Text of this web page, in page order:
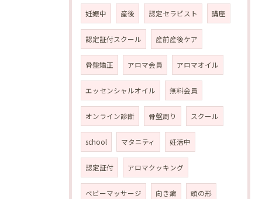
妊娠中 産後 認定セラピスト 講座
認定証付スクール 産前産後ケア
骨盤矯正 アロマ会員 アロマオイル
エッセンシャルオイル 無料会員
オンライン診断 骨盤周り スクール
school マタニティ 妊活中
認定証付 アロマクッキング
ベビーマッサージ 向き癖 頭の形